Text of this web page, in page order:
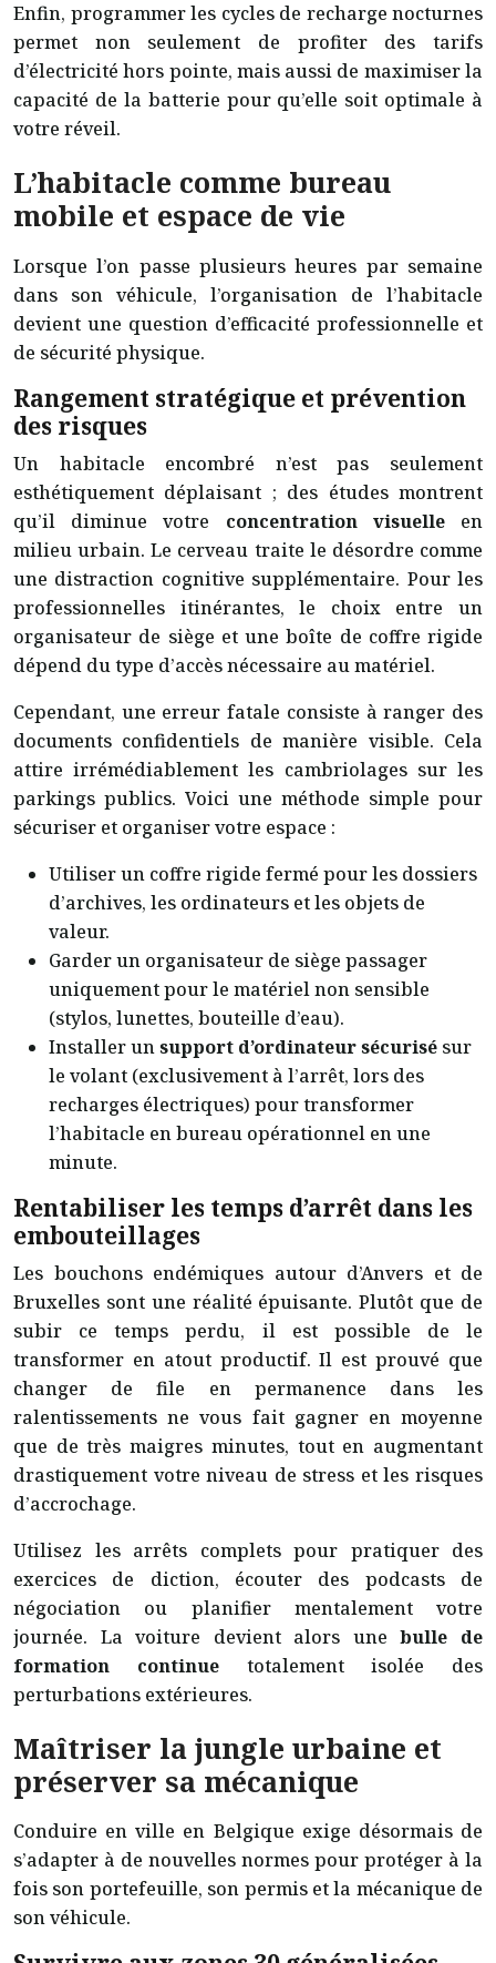
Enfin, programmer les cycles de recharge nocturnes
permet non seulement de profiter des tarifs
d’électricité hors pointe, mais aussi de maximiser la
capacité de la batterie pour qu’elle soit optimale à
votre réveil.
L’habitacle comme bureau
mobile et espace de vie
Lorsque l’on passe plusieurs heures par semaine
dans son véhicule, l’organisation de l’habitacle
devient une question d’efficacité professionnelle et
de sécurité physique.
Rangement stratégique et prévention
des risques
Un habitacle encombré n’est pas seulement
esthétiquement déplaisant ; des études montrent
qu’il diminue votre concentration visuelleen
milieu urbain. Le cerveau traite le désordre comme
une distraction cognitive supplémentaire. Pour les
professionnelles itinérantes, le choix entre un
organisateur de siège et une boîte de coffre rigide
dépend du type d’accès nécessaire au matériel.
Cependant, une erreur fatale consiste à ranger des
documents confidentiels de manière visible. Cela
attire irrémédiablement les cambriolages sur les
parkings publics. Voici une méthode simple pour
sécuriser et organiser votre espace :
Utiliser un coffre rigide fermé pour les dossiers
d’archives, les ordinateurs et les objets de
valeur.
Garder un organisateur de siège passager
uniquement pour le matériel non sensible
(stylos, lunettes, bouteille d’eau).
Installer unsupport d’ordinateur sécurisé sur
le volant (exclusivement à l’arrêt, lors des
recharges électriques) pour transformer
l’habitacle en bureau opérationnel en une
minute.
Rentabiliser les temps d’arrêt dans les
embouteillages
Les bouchons endémiques autour d’Anvers et de
Bruxelles sont une réalité épuisante. Plutôt que de
subir ce temps perdu, il est possible de le
transformer en atout productif. Il est prouvé que
changer de file en permanence dans les
ralentissements ne vous fait gagner en moyenne
que de très maigres minutes, tout en augmentant
drastiquement votre niveau de stress et les risques
d’accrochage.
Utilisez les arrêts complets pour pratiquer des
exercices de diction, écouter des podcasts de
négociation ou planifier mentalement votre
journée. La voiture devient alors unebulle de
formation continuetotalement isolée des
perturbations extérieures.
Maîtriser la jungle urbaine et
préserver sa mécanique
Conduire en ville en Belgique exige désormais de
s’adapter à de nouvelles normes pour protéger à la
fois son portefeuille, son permis et la mécanique de
son véhicule.